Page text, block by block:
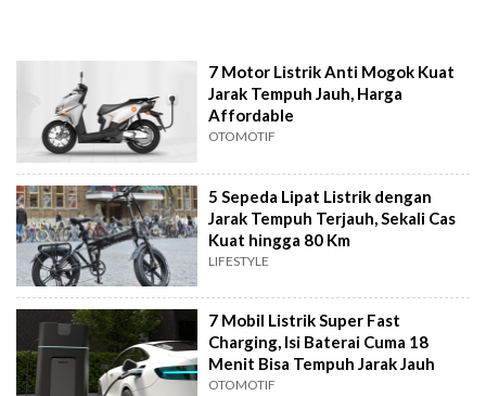
7 Motor Listrik Anti Mogok Kuat
Jarak Tempuh Jauh, Harga
Affordable
OTOMOTIF
5 Sepeda Lipat Listrik dengan
Jarak Tempuh Terjauh, Sekali Cas
Kuat hingga 80 Km
LIFESTYLE
7 Mobil Listrik Super Fast
Charging, Isi Baterai Cuma 18
Menit Bisa Tempuh Jarak Jauh
OTOMOTIF